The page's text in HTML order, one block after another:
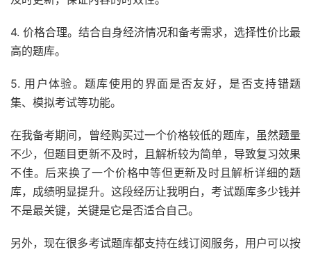
4. 价格合理。结合自身经济情况和备考需求，选择性价比最
高的题库。
5. 用户体验。题库使用的界面是否友好，是否支持错题
集、模拟考试等功能。
在我备考期间，曾经购买过一个价格较低的题库，虽然题量
不少，但题目更新不及时，且解析较为简单，导致复习效果
不佳。后来换了一个价格中等但更新及时且解析详细的题
库，成绩明显提升。这段经历让我明白，考试题库多少钱并
不是最关键，关键是它是否适合自己。
另外，现在很多考试题库都支持在线订阅服务，用户可以按